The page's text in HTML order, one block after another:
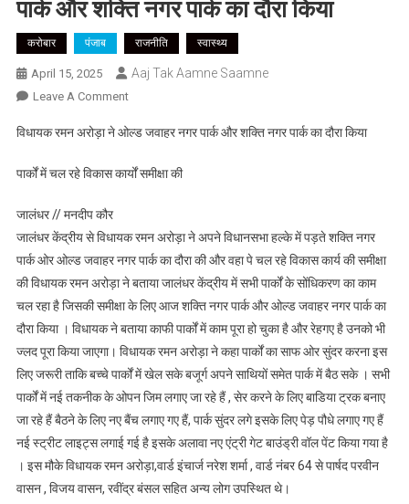
पार्क और शक्ति नगर पार्क का दौरा किया
करोबार पंजाब राजनीति स्वास्थ्य
April 15, 2025 Aaj Tak Aamne Saamne
Leave A CommentOn
रमन
ने
नगर
पार्क
और
शक्ति
नगर
पार्क
का
दौरा
किया
विधायक रमन अरोड़ा ने ओल्ड जवाहर नगर पार्क और शक्ति नगर पार्क का दौरा किया
पार्कों में चल रहे विकास कार्यों समीक्षा की
जालंधर // मनदीप कौर
जालंधर केंद्रीय से विधायक रमन अरोड़ा ने अपने विधानसभा हल्के में पड़ते शक्ति नगर
पार्क ओर ओल्ड जवाहर नगर पार्क का दौरा की और वहा पे चल रहे विकास कार्य की समीक्षा
की विधायक रमन अरोड़ा ने बताया जालंधर केंद्रीय में सभी पार्कों के सोंधिकरण का काम
चल रहा है जिसकी समीक्षा के लिए आज शक्ति नगर पार्क और ओल्ड जवाहर नगर पार्क का
दौरा किया । विधायक ने बताया काफी पार्कों में काम पूरा हो चुका है और रेहगए है उनको भी
ज्लद पूरा किया जाएगा। विधायक रमन अरोड़ा ने कहा पार्कों का साफ ओर सुंदर करना इस
लिए जरूरी ताकि बच्चे पार्कों में खेल सके बजूर्ग अपने साथियों समेत पार्क में बैठ सके । सभी
पार्कों में नई तकनीक के ओपन जिम लगाए जा रहे हैं , सेर करने के लिए बाडिया ट्रक बनाए
जा रहे हैं बैठने के लिए नए बैंच लगाए गए हैं, पार्क सुंदर लगे इसके लिए पेड़ पौधे लगाए गए हैं
नई स्ट्रीट लाइट्स लगाई गई है इसके अलावा नए एंट्री गेट बाउंड्री वॉल पेंट किया गया है
। इस मौके विधायक रमन अरोड़ा,वार्ड इंचार्ज नरेश शर्मा , वार्ड नंबर 64 से पार्षद परवीन
वासन , विजय वासन, रवींद्र बंसल सहित अन्य लोग उपस्थित थे।